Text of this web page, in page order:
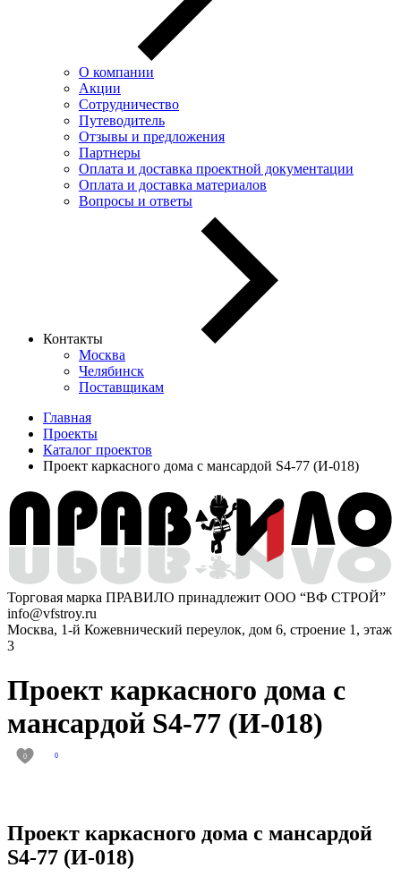
О компании
Акции
Сотрудничество
Путеводитель
Отзывы и предложения
Партнеры
Оплата и доставка проектной документации
Оплата и доставка материалов
Вопросы и ответы
Контакты
Москва
Челябинск
Поставщикам
Главная
Проекты
Каталог проектов
Проект каркасного дома с мансардой S4-77 (И-018)
Торговая марка ПРАВИЛО принадлежит ООО “ВФ СТРОЙ”
info@vfstroy.ru
Москва, 1-й Кожевнический переулок, дом 6, строение 1, этаж
3
Проект каркасного дома с
мансардой S4-77 (И-018)
0 0
Проект каркасного дома с мансардой
S4-77 (И-018)